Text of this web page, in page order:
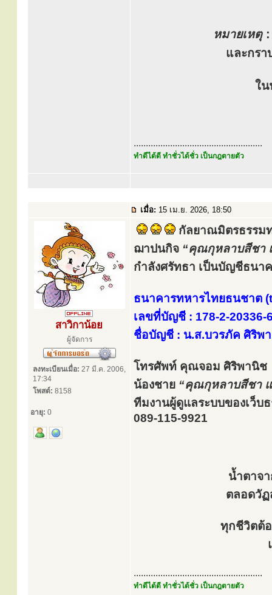
หมายเหตุ:
และกรา
ใน
.....................................................
ทำดีได้ดี ทำชั่วได้ชั่ว เป็นกฎตายตัว
เมื่อ: 15 เม.ย. 2026, 18:50
สาวิกาน้อย
ผู้จัดการ
ลงทะเบียนเมื่อ: 27 มี.ค. 2006,
17:34
โพสต์: 8158
อายุ: 0
กัลยาณมิตรธรรม
ฌาปนกิจ “คุณกุหลาบสีชา
กำลังศรัทธา เป็นบัญชีธนา
ธนาคารทหารไทยธนชาต
เลขที่บัญชี : 178-2-20336-
ชื่อบัญชี : น.ส.บวรภัค ศิริพ
โทรศัพท์ คุณจอม ศิริพานิช
น้องชาย “คุณกุหลาบสีชา
ทีมงานผู้ดูแลระบบของเว็บ
089-115-9921
น้ำตาจ
ตลอดวั
ทุกชีวิตต้
.....................................................
ทำดีได้ดี ทำชั่วได้ชั่ว เป็นกฎตายตัว